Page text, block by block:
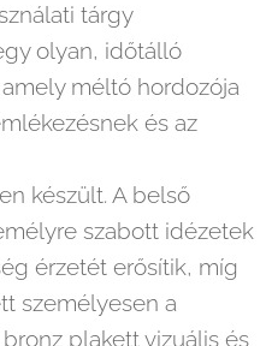
tárgy
olyan, időtálló
méltó hordozója
és az
készült. A belső
szabott idézetek
érzetét erősítik, míg
személyesen a
plakett vizuális és